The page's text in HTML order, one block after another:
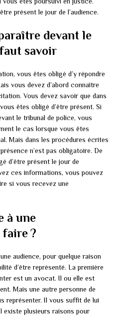
présent le jour de l’audience.
devant le
savoir
vous êtes obligé d’y répondre
vous devez d’abord connaître
Vous devez savoir que dans
êtes obligé d’être présent. Si
le tribunal de police, vous
le cas lorsque vous êtes
Mais dans les procédures écrites
n’est pas obligatoire. De
d’être présent le jour de
ces informations, vous pouvez
si vous recevez une
à une
?
audience, pour quelque raison
d’être représenté. La première
est un avocat. Il ou elle est
Mais une autre personne de
représenter. Il vous suffit de lui
existe plusieurs raisons pour